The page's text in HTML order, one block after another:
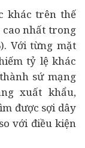
khác trên thế
cao nhất trong
Với từng mặt
tỷ lệ khác
sứ mạng
xuất khẩu,
được sợi dây
với điều kiện